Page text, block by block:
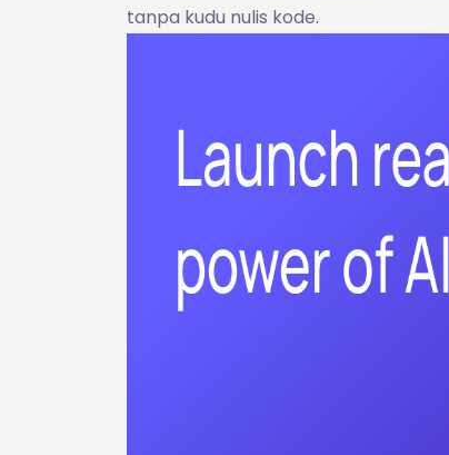
tanpa kudu nulis kode.